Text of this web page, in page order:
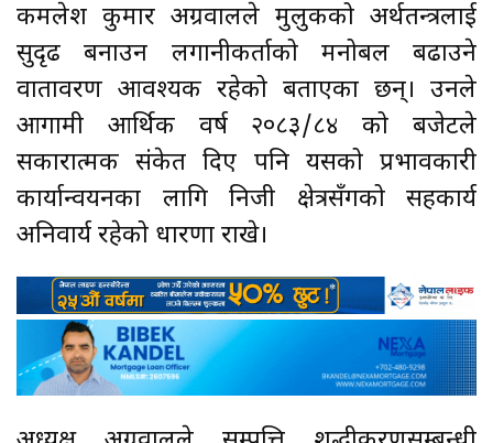
कमलेश कुमार अग्रवालले मुलुकको अर्थतन्त्रलाई
सुदृढ बनाउन लगानीकर्ताको मनोबल बढाउने
वातावरण आवश्यक रहेको बताएका छन्। उनले
आगामी आर्थिक वर्ष २०८३/८४ को बजेटले
सकारात्मक संकेत दिए पनि यसको प्रभावकारी
कार्यान्वयनका लागि निजी क्षेत्रसँगको सहकार्य
अनिवार्य रहेको धारणा राखे।